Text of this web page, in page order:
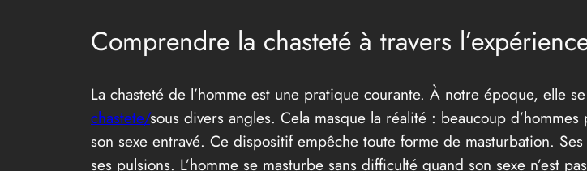
Comprendre la chasteté à travers
La chasteté de l’homme est une pratique courante. À notre époque, elle
chastete/sous divers angles. Cela masque la réalité : beaucoup
son sexe entravé. Ce dispositif empêche toute forme de masturbation.
ses pulsions. L’homme se masturbe sans difficulté quand son sexe n’est